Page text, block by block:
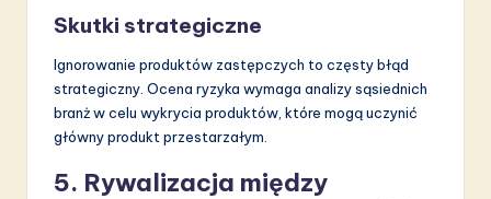
Skutki strategiczne
Ignorowanie produktów zastępczych to częsty błąd
strategiczny. Ocena ryzyka wymaga analizy sąsiednich
branż w celu wykrycia produktów, które mogą uczynić
główny produkt przestarzałym.
5. Rywalizacja między